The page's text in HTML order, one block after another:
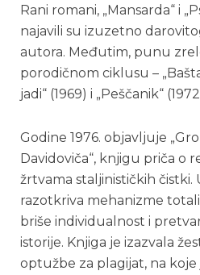
Rani romani, „Mansarda“ i
najavili su izuzetno
autora. Međutim, punu
porodičnom ciklusu –
jadi“ (1969) i „Peščanik“
Godine 1976. objavljuje
Davidoviča“, knjigu priča o
žrtvama staljinističkih čistki.
razotkriva mehanizme
briše individualnost i
istorije. Knjiga je izazvala
optužbe za plagijat, na